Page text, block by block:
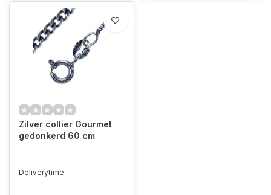
Zilver collier Gourmet
gedonkerd 60 cm
Deliverytime